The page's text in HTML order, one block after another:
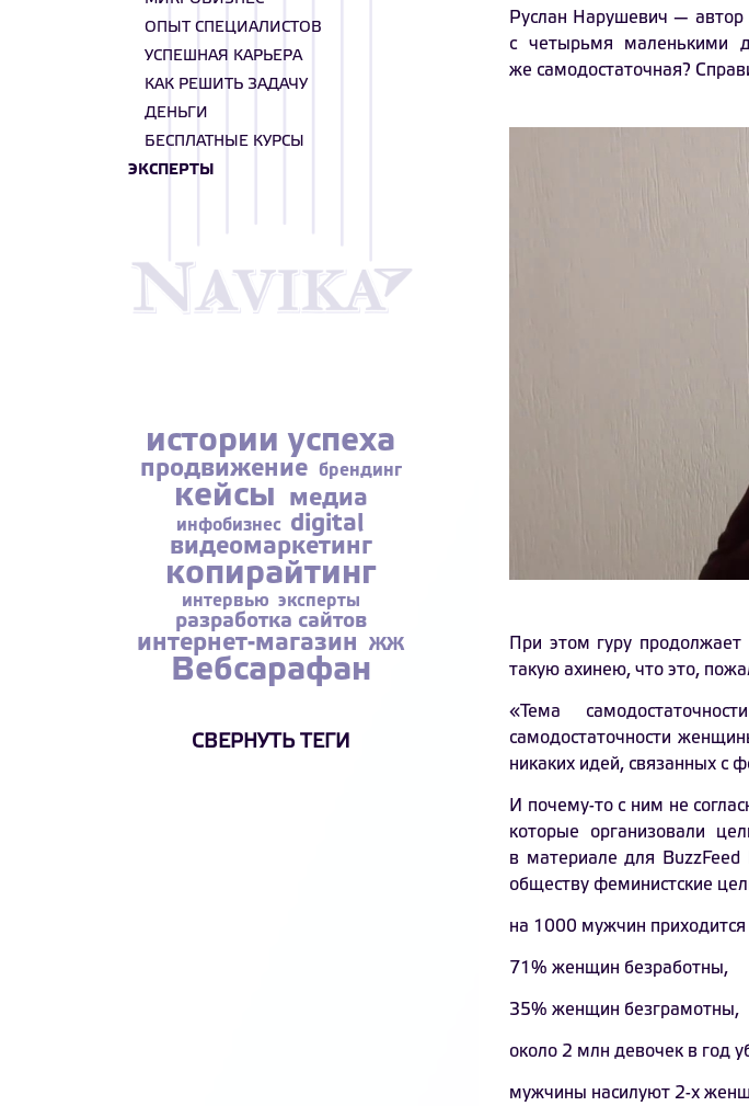
ОПЫТ СПЕЦИАЛИСТОВ
УСПЕШНАЯ КАРЬЕРА
КАК РЕШИТЬ ЗАДАЧУ
ДЕНЬГИ
БЕСПЛАТНЫЕ КУРСЫ
ЭКСПЕРТЫ
истории успеха
продвижение брендинг
кейсы медиа
инфобизнес digital
видеомаркетинг
копирайтинг
интервью эксперты
разработка сайтов
интернет-магазин ЖЖ
Вебсарафан
СВЕРНУТЬ ТЕГИ
Руслан Нарушевич — автор
с четырьмя маленькими
же самодостаточная?
При этом гуру
такую ахинею, что это,
«Тема
самодостаточности
никаких идей, связанных с
И почему-то с ним не
которые организовали
в материале для
обществу феминистские
на 1000 мужчин
71% женщин безработны,
35% женщин безграмотны,
около 2 млн девочек в год
мужчины насилуют 2-х